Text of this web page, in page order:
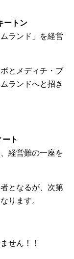
ートン
ランド」を経営
とメディチ・ブ
ランドへと招き
ト
経営難の一座を
となるが、次第
ります。
せん！！